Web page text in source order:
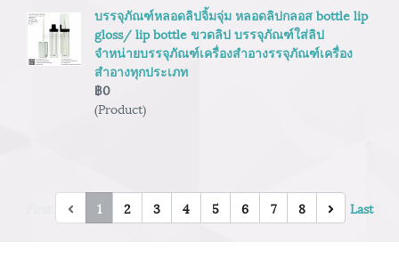
บรรจุภัณฑ์หลอดลิปจิ้มจุ่ม หลอดลิปกลอส bottle lip
gloss/ lip bottle ขวดลิป บรรจุภัณฑ์ใส่ลิป
จำหน่ายบรรจุภัณฑ์เครื่องสำอางรรจุภัณฑ์เครื่อง
สำอางทุกประเภท
฿0
(Product)
1 2 3 4 5 6 7 8 Last